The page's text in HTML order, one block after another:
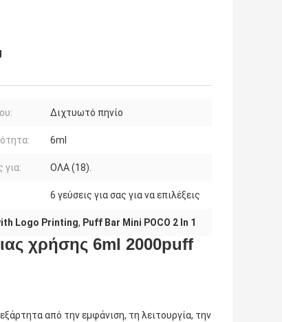
Διχτυωτό πηνίο
6ml
για: ΟΛΑ (18).
6 γεύσεις για σας για να επιλέξεις
Logo Printing, Puff Bar Mini POCO 2 In 1
χρήσης 6ml 2000puff
από την εμφάνιση, τη λειτουργία, την